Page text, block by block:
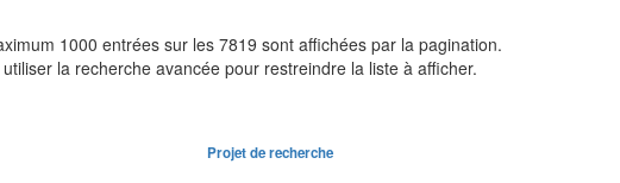
1000 entrées sur les 7819 sont affichées par la pagination.
la recherche avancée pour restreindre la liste à afficher.
Projet de recherche